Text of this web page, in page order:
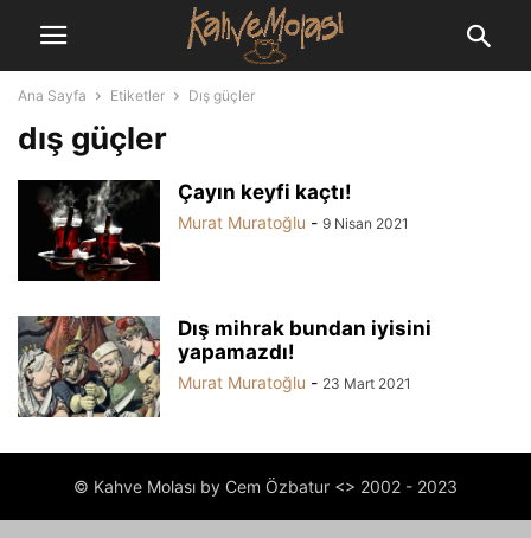
Ana Sayfa Etiketler Dış güçler
dış güçler
Çayın keyfi kaçtı!
Murat Muratoğlu - 9 Nisan 2021
Dış mihrak bundan iyisini
yapamazdı!
Murat Muratoğlu - 23 Mart 2021
© Kahve Molası by Cem Özbatur <> 2002 - 2023